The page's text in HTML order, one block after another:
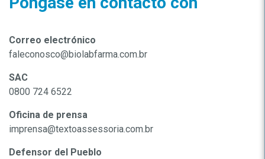
Correo electrónico
faleconosco@biolabfarma.com.br
SAC
0800 724 6522
Oficina de prensa
imprensa@textoassessoria.com.br
Defensor del Pueblo